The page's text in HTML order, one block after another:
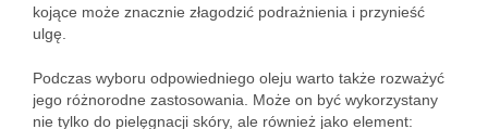
kojące może znacznie złagodzić podrażnienia i przynieść
ulgę.
Podczas wyboru odpowiedniego oleju warto także rozważyć
jego różnorodne zastosowania. Może on być wykorzystany
nie tylko do pielęgnacji skóry, ale również jako element: